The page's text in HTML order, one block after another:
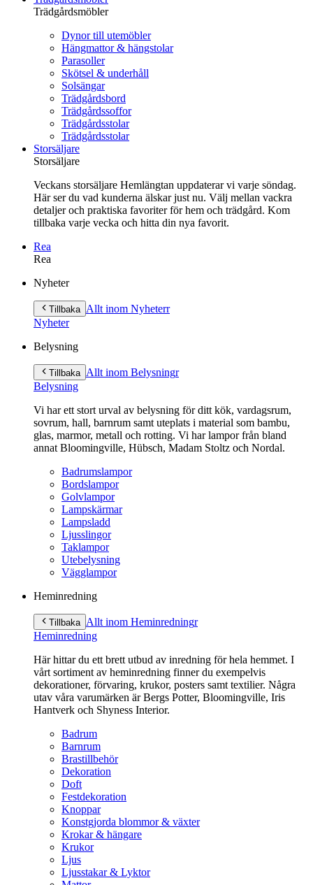
Trädgårdsmöbler
Dynor till utemöbler
Hängmattor & hängstolar
Parasoller
Skötsel & underhåll
Solsängar
Trädgårdsbord
Trädgårdssoffor
Trädgårdsstolar
Trädgårdsstolar
Storsäljare
Storsäljare
Veckans storsäljare Hemlängtan uppdaterar vi varje söndag.
Här ser du vad kunderna älskar just nu. Välj mellan vackra
detaljer och praktiska favoriter för hem och trädgård. Kom
tillbaka varje vecka och hitta din nya favorit.
Rea
Rea
innehåll
Nyheter
Tillbaka Allt inom Nyheterr
Nyheter
Belysning
Tillbaka Allt inom Belysningr
Belysning
Vi har ett stort urval av belysning för ditt kök, vardagsrum,
sovrum, hall, barnrum samt uteplats i material som bambu,
glas, marmor, metall och rotting. Vi har lampor från bland
annat Bloomingville, Hübsch, Madam Stoltz och Nordal.
Badrumslampor
Bordslampor
Golvlampor
Lampskärmar
Lampsladd
Ljusslingor
Taklampor
Utebelysning
Vägglampor
Heminredning
Tillbaka Allt inom Heminredningr
Heminredning
Här hittar du ett brett utbud av inredning för hela hemmet. I
vårt sortiment av heminredning finner du exempelvis
dekorationer, förvaring, krukor, posters samt textilier. Några
utav våra varumärken är Bergs Potter, Bloomingville, Iris
Hantverk och Shyness Interior.
Badrum
Barnrum
Brastillbehör
Dekoration
Doft
Festdekoration
Knoppar
Konstgjorda blommor & växter
Krokar & hängare
Krukor
Ljus
Ljusstakar & Lyktor